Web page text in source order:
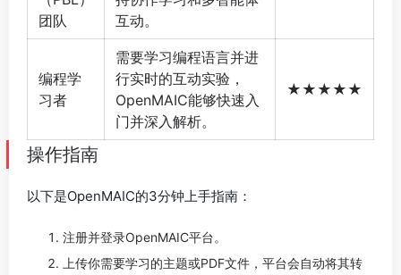
团队
互动。
编程学
习者
需要学习编程语言并进
行实时的互动实验，
OpenMAIC能够快速入
门并深入解析。
★★★★★
操作指南
以下是OpenMAIC的3分钟上手指南：
注册并登录OpenMAIC平台。
上传你需要学习的主题或PDF文件，平台会自动将其转